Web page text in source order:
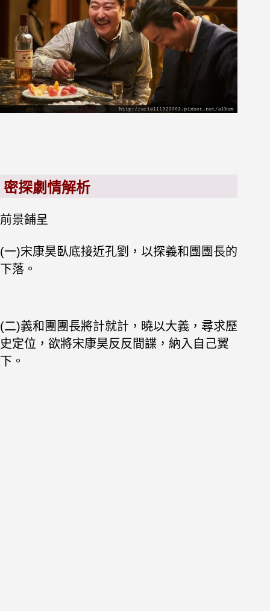
密探劇情解析
前景鋪呈
(一)宋康昊臥底接近孔劉，以探義和團團長的
下落。
(二)義和團團長將計就計，曉以大義，尋求歷
史定位，欲將宋康昊反反間諜，納入自己翼
下。